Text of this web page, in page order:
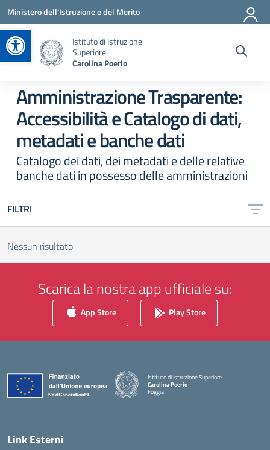
Apri la barra degli strumenti
Vai ai contenuti
Vai al menu di navigazione
Vai al footer
Ministero dell'Istruzione e del Merito
Istituto di Istruzione
Superiore
Carolina Poerio
Amministrazione Trasparente:
Accessibilità e Catalogo di dati,
metadati e banche dati
Catalogo dei dati, dei metadati e delle relative
banche dati in possesso delle amministrazioni
FILTRI
Nessun risultato
Scarica la nostra app ufficiale su:
App Store Play Store
Istituto di Istruzione Superiore
Carolina Poerio
Foggia
— Visita la pagina iniziale della scuola
Link Esterni